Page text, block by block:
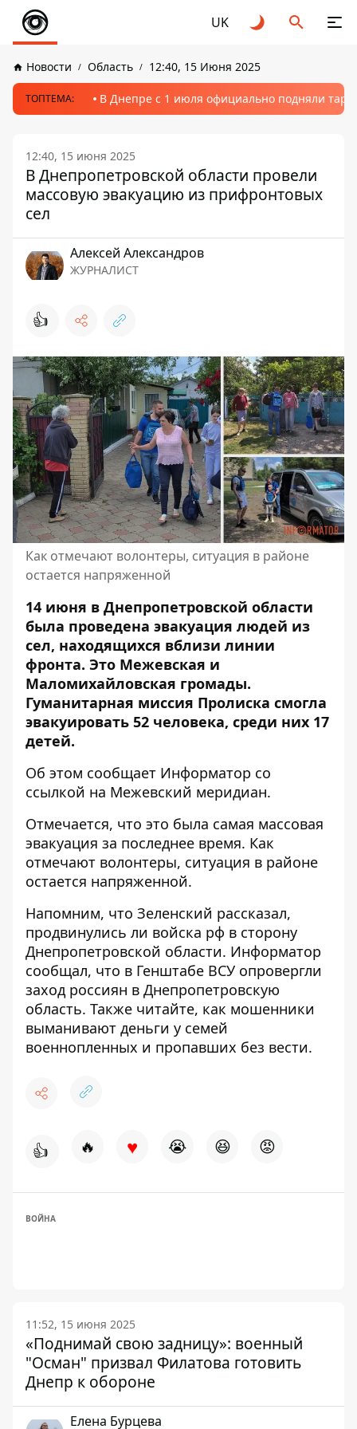
UK
Новости Область 12:40, 15 Июня 2025
ТОПТЕМА: В Днепре с 1 июля официально подняли
12:40, 15 июня 2025
В Днепропетровской области провели
массовую эвакуацию из прифронтовых
сел
Алексей Александров
ЖУРНАЛИСТ
👍
Как отмечают волонтеры, ситуация в районе
остается напряженной
14 июня в Днепропетровской области
была проведена эвакуация людей из
сел, находящихся вблизи линии
фронта. Это Межевская и
Маломихайловская громады.
Гуманитарная миссия Пролиска смогла
эвакуировать 52 человека, среди них 17
детей.
Об этом сообщает Информатор со
ссылкой на Межевский меридиан.
Отмечается, что это была самая массовая
эвакуация за последнее время. Как
отмечают волонтеры, ситуация в районе
остается напряженной.
Напомним, что Зеленский рассказал,
продвинулись ли войска рф в сторону
Днепропетровской области. Информатор
сообщал, что в Генштабе ВСУ опровергли
заход россиян в Днепропетровскую
область. Также читайте, как мошенники
выманивают деньги у семей
военнопленных и пропавших без вести.
👍 🔥 ♥ 😭 😆 😡
ВОЙНА
11:52, 15 июня 2025
«Поднимай свою задницу»: военный
"Осман" призвал Филатова готовить
Днепр к обороне
Елена Бурцева